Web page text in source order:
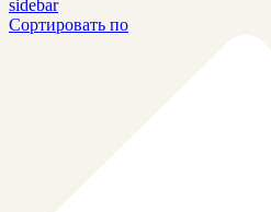
sidebar
Сортировать по